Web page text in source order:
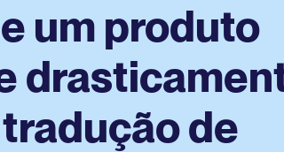
um produto
de